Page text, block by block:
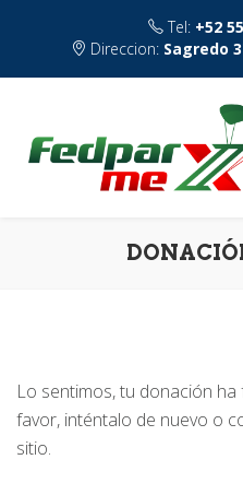
Tel: +52
Direccion: Sagredo
Lo sentimos, tu donación
favor, inténtalo de nuevo o
sitio.